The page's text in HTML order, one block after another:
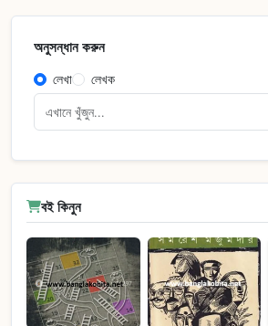
অনুসন্ধান করুন
লেখা লেখক
বই কিনুন